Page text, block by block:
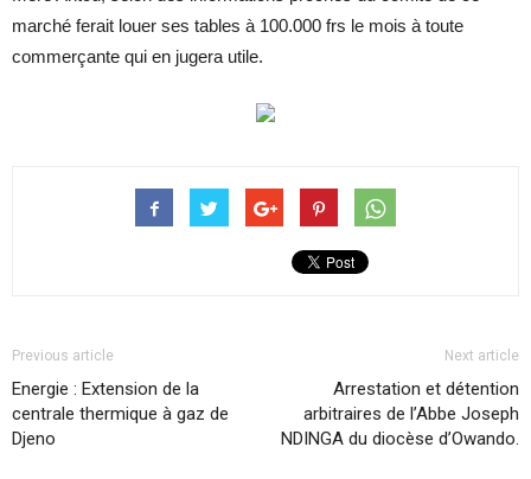
marché ferait louer ses tables à 100.000 frs le mois à toute
commerçante qui en jugera utile.
Previous article
Energie : Extension de la
centrale thermique à gaz de
Djeno
Next article
Arrestation et détention
arbitraires de l’Abbe Joseph
NDINGA du diocèse d’Owando.